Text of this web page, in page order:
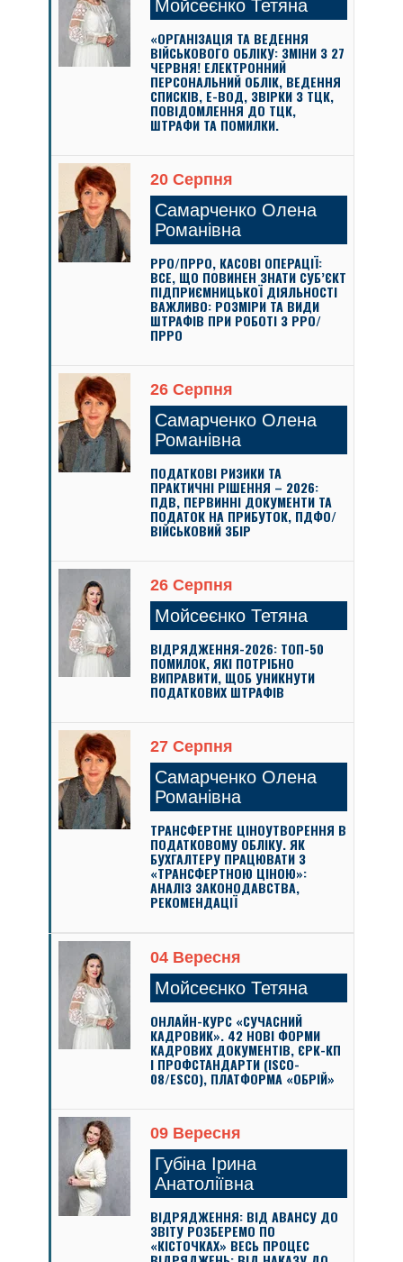
Мойсеєнко Тетяна
«ОРГАНІЗАЦІЯ ТА ВЕДЕННЯ
ВІЙСЬКОВОГО ОБЛІКУ: ЗМІНИ З 27
ЧЕРВНЯ! ЕЛЕКТРОННИЙ
ПЕРСОНАЛЬНИЙ ОБЛІК, ВЕДЕННЯ
СПИСКІВ, Е-ВОД, ЗВІРКИ З ТЦК,
ПОВІДОМЛЕННЯ ДО ТЦК,
ШТРАФИ ТА ПОМИЛКИ.
20 Серпня
Самарченко Олена
Романівна
РРО/ПРРО, КАСОВІ ОПЕРАЦІЇ:
ВСЕ, ЩО ПОВИНЕН ЗНАТИ СУБ’ЄКТ
ПІДПРИЄМНИЦЬКОЇ ДІЯЛЬНОСТІ
ВАЖЛИВО: РОЗМІРИ ТА ВИДИ
ШТРАФІВ ПРИ РОБОТІ З РРО/
ПРРО
26 Серпня
Самарченко Олена
Романівна
ПОДАТКОВІ РИЗИКИ ТА
ПРАКТИЧНІ РІШЕННЯ – 2026:
ПДВ, ПЕРВИННІ ДОКУМЕНТИ ТА
ПОДАТОК НА ПРИБУТОК, ПДФО/
ВІЙСЬКОВИЙ ЗБІР
26 Серпня
Мойсеєнко Тетяна
ВІДРЯДЖЕННЯ-2026: ТОП-50
ПОМИЛОК, ЯКІ ПОТРІБНО
ВИПРАВИТИ, ЩОБ УНИКНУТИ
ПОДАТКОВИХ ШТРАФІВ
27 Серпня
Самарченко Олена
Романівна
ТРАНСФЕРТНЕ ЦІНОУТВОРЕННЯ В
ПОДАТКОВОМУ ОБЛІКУ. ЯК
БУХГАЛТЕРУ ПРАЦЮВАТИ З
«ТРАНСФЕРТНОЮ ЦІНОЮ»:
АНАЛІЗ ЗАКОНОДАВСТВА,
РЕКОМЕНДАЦІЇ
04 Вересня
Мойсеєнко Тетяна
ОНЛАЙН-КУРС «СУЧАСНИЙ
КАДРОВИК». 42 НОВІ ФОРМИ
КАДРОВИХ ДОКУМЕНТІВ, ЄРК-КП
І ПРОФСТАНДАРТИ (ISCO-
08/ESCO), ПЛАТФОРМА «ОБРІЙ»
09 Вересня
Губіна Ірина
Анатоліївна
ВІДРЯДЖЕННЯ: ВІД АВАНСУ ДО
ЗВІТУ РОЗБЕРЕМО ПО
«КІСТОЧКАХ» ВЕСЬ ПРОЦЕС